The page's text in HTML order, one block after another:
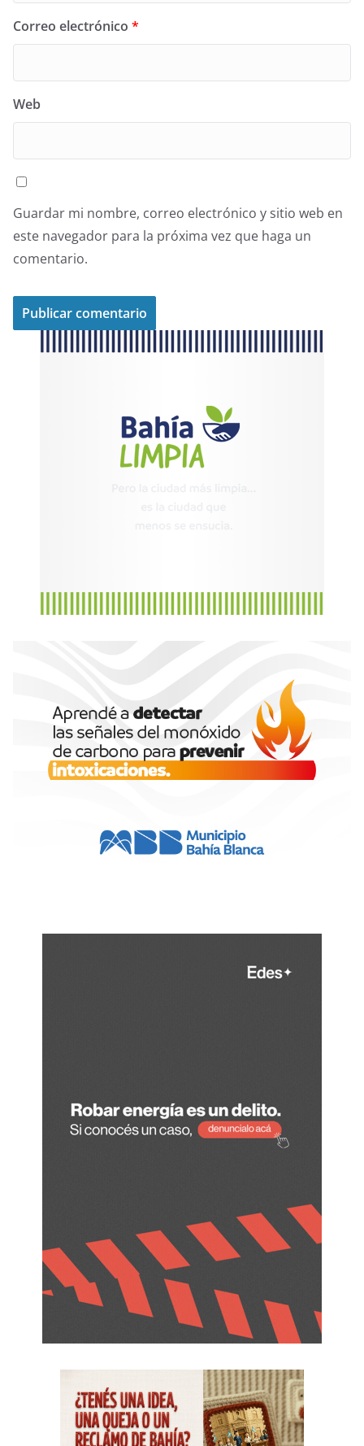
Correo electrónico *
Web
Guardar mi nombre, correo electrónico y sitio web en
este navegador para la próxima vez que haga un
comentario.